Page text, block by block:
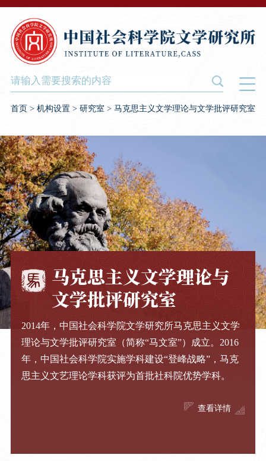
首页> 机构设置> 研究室 > 马克思主义文学理论与文学批评研究室
马克思主义文学理论与
文学批评研究室
2014年，中国社会科学院文学研究所马克思主义文学
理论与文学批评研究室（简称“马文室”）成立。2016
年，中国社会科学院实施学科建设“登峰战略”，马克
思主义文艺理论学科获评为首批社科院优势学科。
查看详情